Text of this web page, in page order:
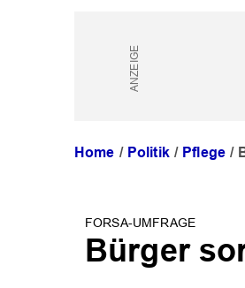
Home Politik Pflege
FORSA-UMFRAGE
Bürger